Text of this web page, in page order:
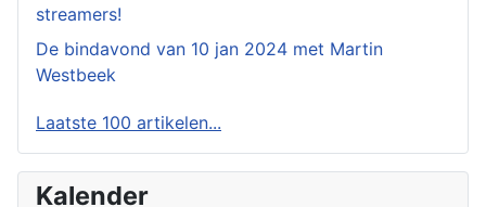
streamers!
De bindavond van 10 jan 2024 met Martin
Westbeek
Laatste 100 artikelen...
Kalender